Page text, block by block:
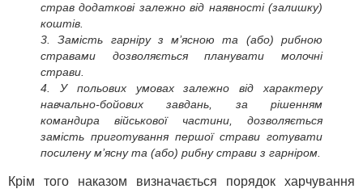
страв додаткові залежно від наявності (залишку)
коштів.
3. Замість гарніру з м’ясною та (або) рибною
стравами дозволяється планувати молочні
страви.
4. У польових умовах залежно від характеру
навчально-бойових завдань, за рішенням
командира військової частини, дозволяється
замість приготування першої страви готувати
посилену м’ясну та (або) рибну страви з гарніром.
Крім того наказом визначається порядок харчування